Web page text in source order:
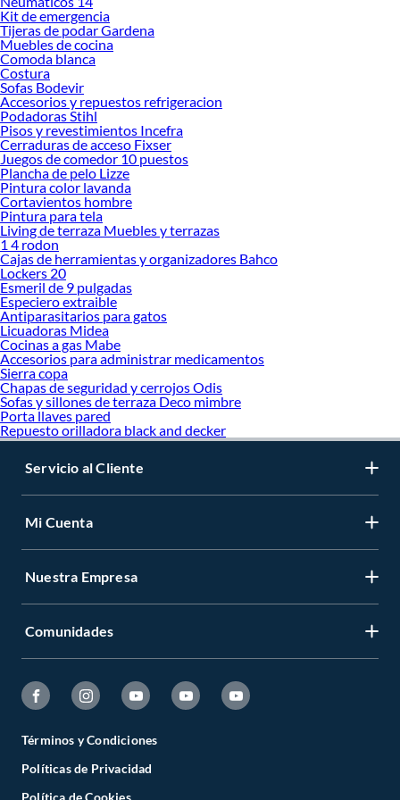
ofrecerte!
Encuentra una amplia variedad de productos de Poleras y Camisas de Trabajo en
Sodimac. Encuentra todo lo necesario para tus proyectos de renovación y
decoración. ¡Visítanos y haz tus ideas realidad!
Kit de emergencia
Tijeras de podar Gardena
Muebles de cocina
Comoda blanca
Costura
Sofas Bodevir
Accesorios y repuestos refrigeracion
Podadoras Stihl
Pisos y revestimientos Incefra
Cerraduras de acceso Fixser
Juegos de comedor 10 puestos
Plancha de pelo Lizze
Pintura color lavanda
Cortavientos hombre
Pintura para tela
Living de terraza Muebles y terrazas
1 4 rodon
Cajas de herramientas y organizadores Bahco
Lockers 20
Esmeril de 9 pulgadas
Especiero extraible
Antiparasitarios para gatos
Licuadoras Midea
Cocinas a gas Mabe
Accesorios para administrar medicamentos
Sierra copa
Chapas de seguridad y cerrojos Odis
Sofas y sillones de terraza Deco mimbre
Porta llaves pared
Repuesto orilladora black and decker
Servicio al Cliente
Mi Cuenta
Nuestra Empresa
Comunidades
Términos y Condiciones
Políticas de Privacidad
Política de Cookies